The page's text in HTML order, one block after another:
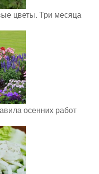
цветы. Три месяца
осенних работ